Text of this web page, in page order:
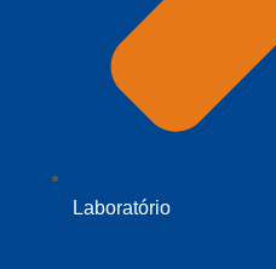
Laboratório